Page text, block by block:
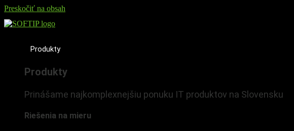
Preskočiť na obsah
Produkty
Produkty
Prinášame najkomplexnejšiu ponuku IT produktov na Slovensku
Riešenia na mieru